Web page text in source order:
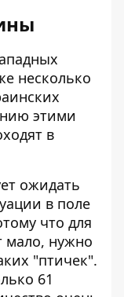
несколько
этими
в
ожидать
в поле
что для
мало, нужно
"птичек".
61